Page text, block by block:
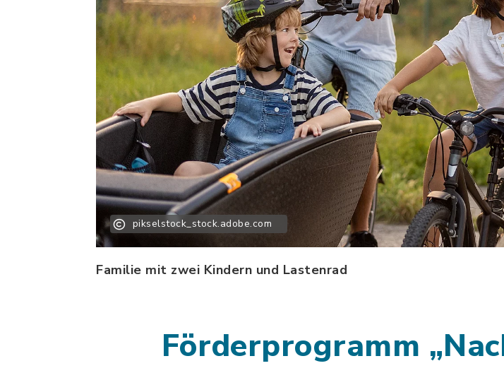
pikselstock_stock.adobe.com
Familie mit zwei Kindern und Lastenrad
Förderprogramm